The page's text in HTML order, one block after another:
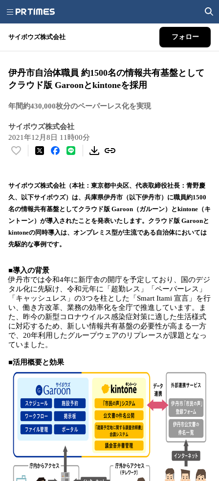
サイボウズ株式会社 フォロー
伊丹市自治体職員 約1500名の情報共有基盤として
クラウド版 Garoonとkintoneを採用
年間約430,000枚分のペーパーレス化を実現
サイボウズ株式会社
2021年12月8日 11時00分
い
！
数
を
読
込
み
で
す
サイボウズ株式会社（本社：東京都中央区、代表取締役社長：青野慶
久、以下サイボウズ）は、兵庫県伊丹市（以下伊丹市）に職員約1500
名の情報共有基盤としてクラウド版 Garoon（ガルーン）とkintone（キ
ントーン）が導入されたことを発表いたします。クラウド版 Garoonと
kintoneの同時導入は、オンプレミス型が主流である自治体においては
先駆的な事例です。
■導入の背景
伊丹市では令和4年に新庁舎の開庁を予定しており、国のデジ
タル化に先駆け、令和元年に「超勤レス」「ペーパーレス」
「キャッシュレス」の3つを柱とした「Smart Itami 宣言」を行
い、働き方改革、業務の効率化を全庁で推進しています。ま
た、昨今の新型コロナウイルス感染症対策に適した生活様式
に対応するため、新しい情報共有基盤の必要性が高まる一方
で、20年利用したグループウェアのリプレースが課題となっ
ていました。
■活用概要と効果